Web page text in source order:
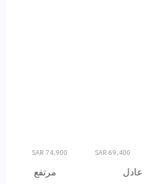
69,400 SAR
74,900 SAR
عادل مرتفع